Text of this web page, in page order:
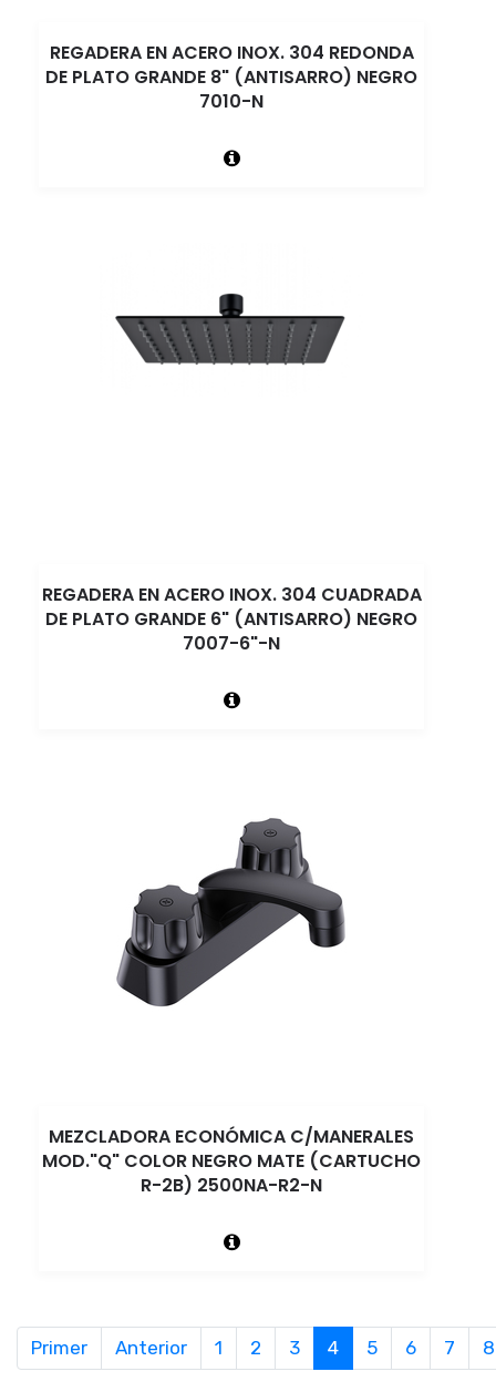
REGADERA EN ACERO INOX. 304 REDONDA
DE PLATO GRANDE 8" (ANTISARRO) NEGRO
7010-N
REGADERA EN ACERO INOX. 304 CUADRADA
DE PLATO GRANDE 6" (ANTISARRO) NEGRO
7007-6"-N
MEZCLADORA ECONÓMICA C/MANERALES
MOD."Q" COLOR NEGRO MATE (CARTUCHO
R-2B) 2500NA-R2-N
Primer Anterior 1 2 3 4 5 6 7 8